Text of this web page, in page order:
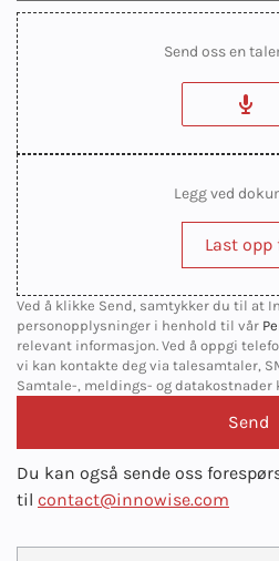
Send oss en
Legg ved
Last opp
Ved å klikke Send, samtykker du til at
personopplysninger i henhold til vår
relevant informasjon. Ved å oppgi
vi kan kontakte deg via talesamtaler,
Samtale-, meldings- og datakostnader
Du kan også sende oss
til contact@innowise.com